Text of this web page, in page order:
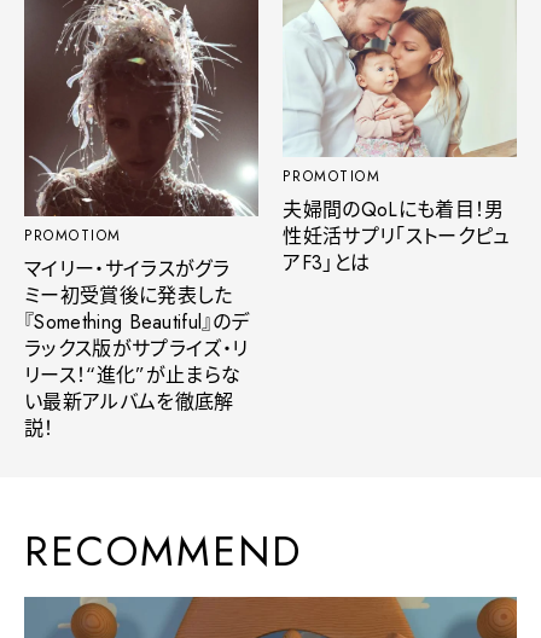
PROMOTIOM
マイリー・サイラスがグラ
ミー初受賞後に発表した
『Something Beautiful』のデ
ラックス版がサプライズ・リ
リース！“進化”が止まらな
い最新アルバムを徹底解
説！
PROMOTIOM
夫婦間のQoLにも着目！男
性妊活サプリ「ストークピュ
アF3」とは
RECOMMEND